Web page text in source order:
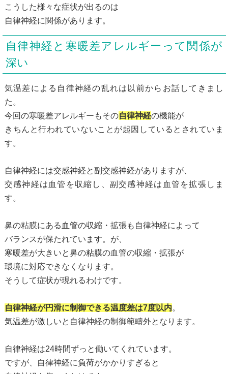
こうした様々な症状が出るのは
自律神経に関係があります。
自律神経と寒暖差アレルギーって関係が
深い
気温差による自律神経の乱れは以前からお話してきまし
た。
今回の寒暖差アレルギーもその自律神経の機能が
きちんと行われていないことが起因しているとされていま
す。
自律神経には交感神経と副交感神経がありますが、
交感神経は血管を収縮し、副交感神経は血管を拡張しま
す。
鼻の粘膜にある血管の収縮・拡張も自律神経によって
バランスが保たれています。が、
寒暖差が大きいと鼻の粘膜の血管の収縮・拡張が
環境に対応できなくなります。
そうして症状が現れるわけです。
自律神経が円滑に制御できる温度差は7度以内。
気温差が激しいと自律神経の制御範疇外となります。
自律神経は24時間ずっと働いてくれています。
ですが、自律神経に負荷がかかりすぎると